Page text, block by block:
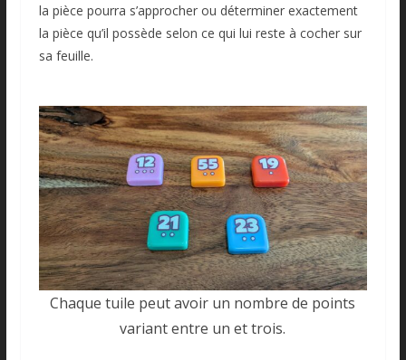
la pièce pourra s’approcher ou déterminer exactement
la pièce qu’il possède selon ce qui lui reste à cocher sur
sa feuille.
Chaque tuile peut avoir un nombre de points
variant entre un et trois.